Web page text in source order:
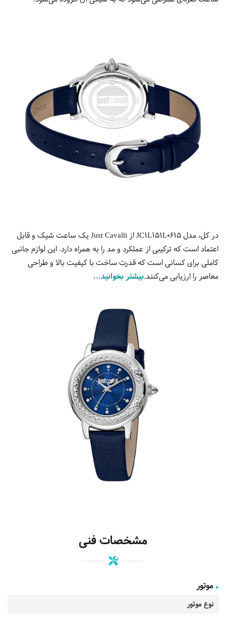
در کل، مدل JC1L151L0615 از Just Cavalli یک ساعت شیک و قابل
اعتماد است که ترکیبی از عملکرد و مد را به همراه دارد. این لوازم جانبی
کاملی برای کسانی است که قدرت ساخت با کیفیت بالا و طراحی
معاصر را ارزیابی می‌کنند.بیشتر بخوانید...
مشخصات فنی
موتور
نوع موتور